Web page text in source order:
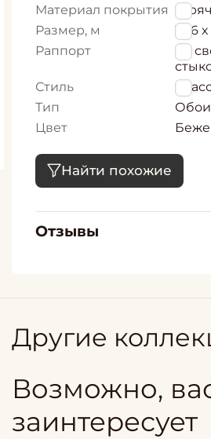
Материал покрытия
Размер, м
1,06 х
Раппорт
64
Стиль
Тип
Обои
Цвет
Найти похожие
Отзывы
Другие
Возможно,
заинтересует